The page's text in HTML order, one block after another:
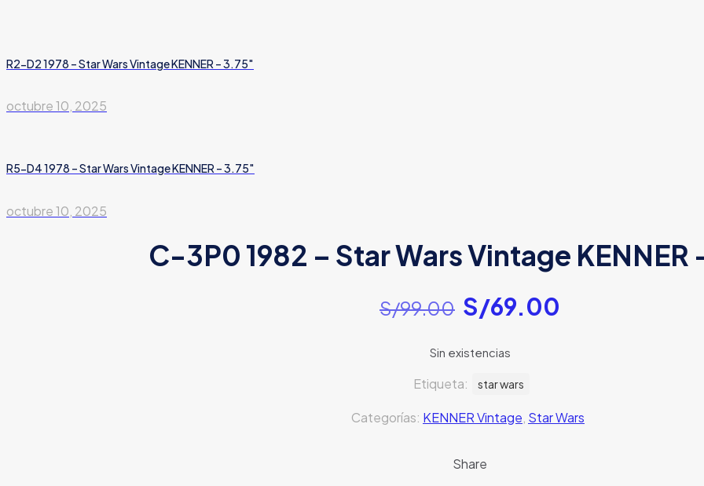
R2-D2 1978 – Star Wars Vintage KENNER – 3.75″
octubre 10, 2025
R5-D4 1978 – Star Wars Vintage KENNER – 3.75″
octubre 10, 2025
C-3P0 1982 – Star Wars Vintage KENNER
S/99.00 El
precio
original
era:
S/69.00
Sin existencias
Categorías: KENNER Vintage, Star Wars
Etiqueta: star wars
Share